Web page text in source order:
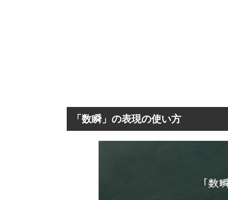
「数瞬」の表現の使い方